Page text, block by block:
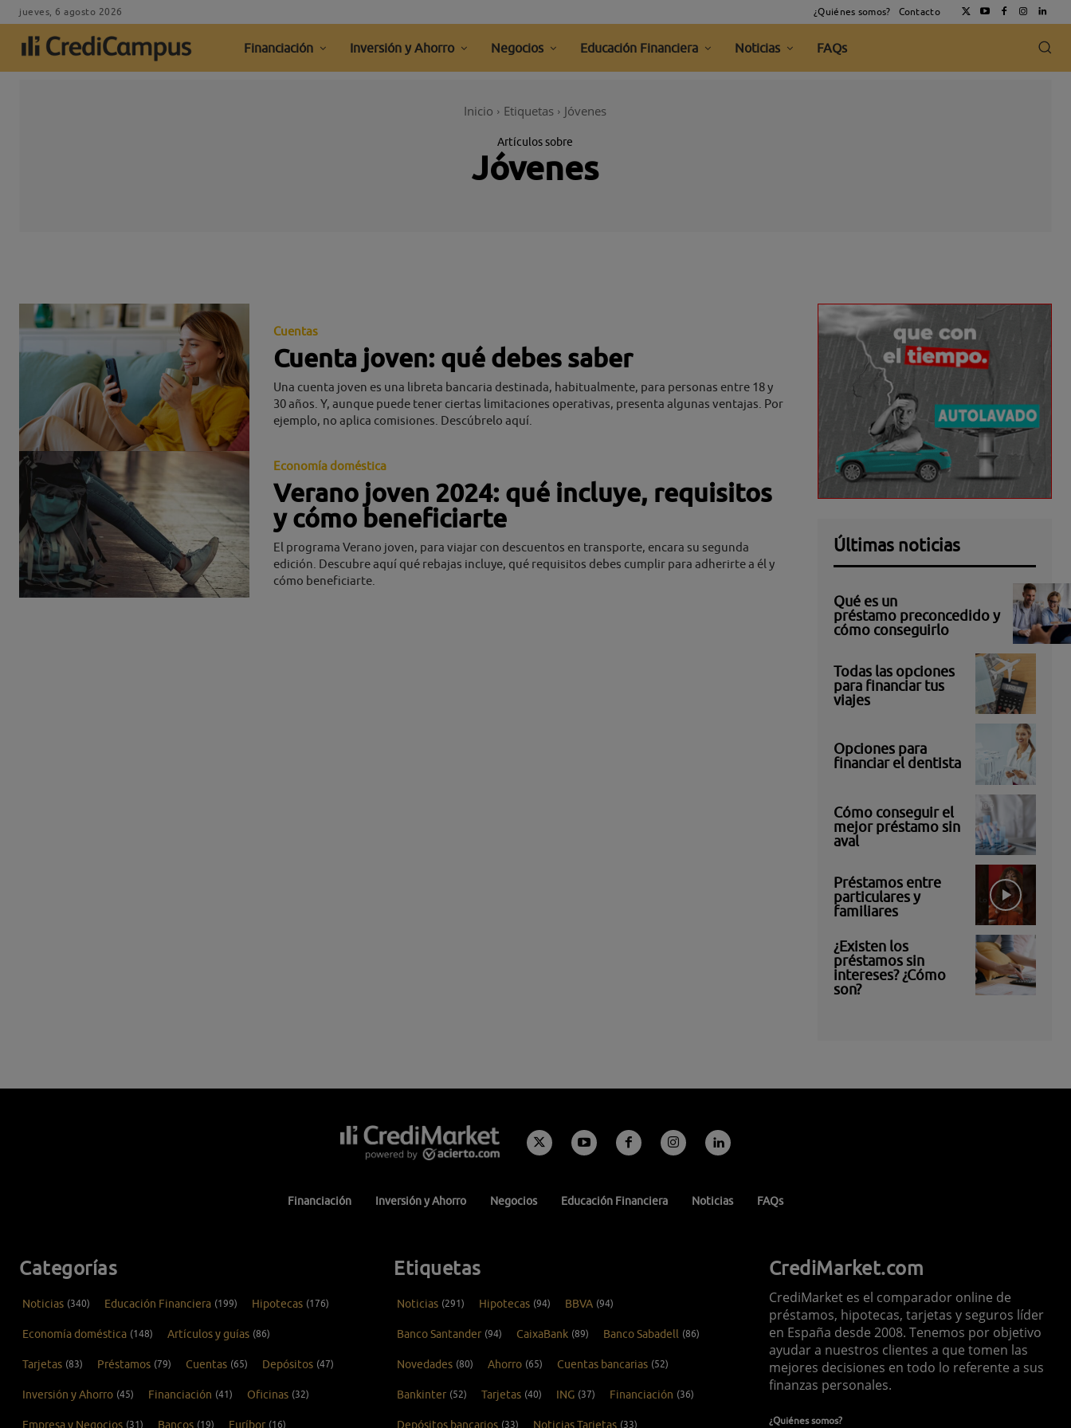
jueves, 6 agosto 2026 ¿Quiénes somos? Contacto
Financiación Inversión y Ahorro Negocios Educación Financiera Noticias FAQs
Inicio Etiquetas Jóvenes
Artículos sobre
Jóvenes
Cuentas
Cuenta joven: qué debes saber
Una cuenta joven es una libreta bancaria destinada, habitualmente, para personas entre 18 y
30 años. Y, aunque puede tener ciertas limitaciones operativas, presenta algunas ventajas. Por
ejemplo, no aplica comisiones. Descúbrelo aquí.
Economía doméstica
Verano joven 2024: qué incluye, requisitos
y cómo beneficiarte
El programa Verano joven, para viajar con descuentos en transporte, encara su segunda
edición. Descubre aquí qué rebajas incluye, qué requisitos debes cumplir para adherirte a él y
cómo beneficiarte.
Últimas noticias
Qué es un
préstamo preconcedido y
cómo conseguirlo
Todas las opciones
para financiar tus
viajes
Opciones para
financiar el dentista
Cómo conseguir el
mejor préstamo sin
aval
Préstamos entre
particulares y
familiares
¿Existen los
préstamos sin
intereses? ¿Cómo
son?
Financiación Inversión y Ahorro Negocios Educación Financiera Noticias FAQs
Categorías
Noticias (340) Educación Financiera (199) Hipotecas (176)
Economía doméstica (148) Artículos y guías (86)
Tarjetas (83) Préstamos (79) Cuentas (65) Depósitos (47)
Inversión y Ahorro (45) Financiación (41) Oficinas (32)
Empresa y Negocios (31) Bancos (19) Euríbor (16)
Etiquetas
Noticias (291) Hipotecas (94) BBVA (94)
Banco Santander (94) CaixaBank (89) Banco Sabadell (86)
Novedades (80) Ahorro (65) Cuentas bancarias (52)
Bankinter (52) Tarjetas (40) ING (37) Financiación (36)
Depósitos bancarios (33) Noticias Tarjetas (33)
CrediMarket.com
CrediMarket es el comparador online de
préstamos, hipotecas, tarjetas y seguros líder
en España desde 2008. Tenemos por objetivo
ayudar a nuestros clientes a que tomen las
mejores decisiones en todo lo referente a sus
finanzas personales.
¿Quiénes somos?